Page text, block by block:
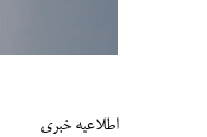
اطلاعیه خبری